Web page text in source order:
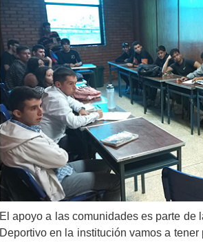
El apoyo a las comunidades es parte de
Deportivo en la institución vamos a